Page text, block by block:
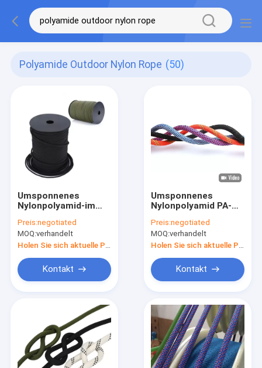
Polyamide Outdoor Nylon Rope (50)
Umsponnenes
Nylonpolyamid-im
Schnur des seil-5mm
50ft
Preis:negotiated
MOQ:verhandelt
Kontakt
Umsponnenes
Nylonpolyamid PA-
kletterndes
Kernmantle im Freien
Preis:negotiated
MOQ:verhandelt
Kontakt